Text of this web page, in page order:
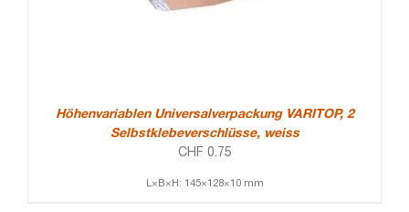
Höhenvariablen Universalverpackung VARITOP, 2
Selbstklebeverschlüsse, weiss
CHF 0.75
L×B×H: 145×128×10 mm